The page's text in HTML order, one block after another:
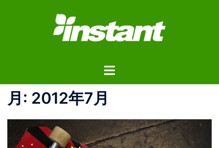
ス
ト
ル
メ
ニ
ュ
ー
月: 2012年7月